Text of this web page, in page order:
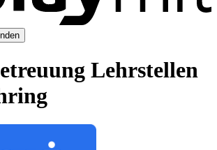
Lehrstellen